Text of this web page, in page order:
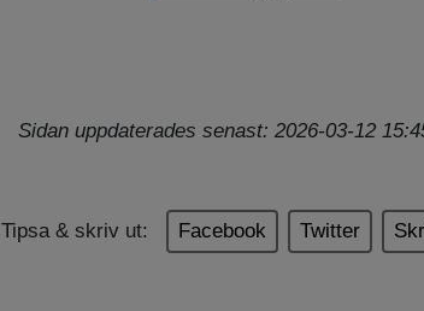
Sidan uppdaterades senast: 2026-03-12
Tipsa & skriv ut: Facebook Twitter